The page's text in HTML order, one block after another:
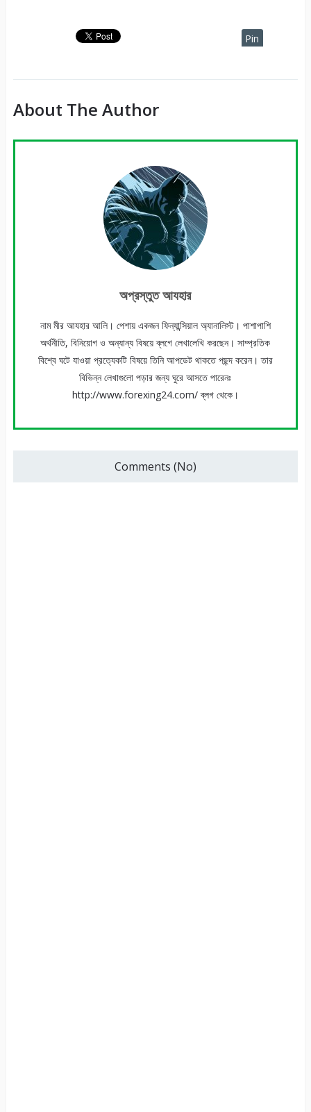
Pin
About The Author
অপ্রস্তুত আযহার
নাম মীর আযহার আলি। পেশায় একজন ফিন্যান্সিয়াল অ্যানালিস্ট। পাশাপাশি
অর্থনীতি, বিনিয়োগ ও অন্যান্য বিষয়ে ব্লগে লেখালেখি করছেন। সাম্প্রতিক
বিশ্বে ঘটে যাওয়া প্রত্যেকটি বিষয়ে তিনি আপডেট থাকতে পছন্দ করেন। তার
বিভিন্ন লেখাগুলো পড়ার জন্য ঘুরে আসতে পারেনঃ
http://www.forexing24.com/ ব্লগ থেকে।
Comments (No)